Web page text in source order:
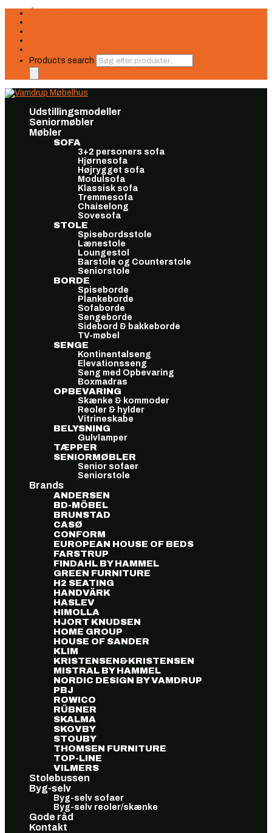
Products search
Udstillingsmodeller
Seniormøbler
Møbler
SOFA
3+2 personers sofa
Hjørnesofa
Højrygget sofa
Modulsofa
Klassisk sofa
Tremmesofa
Chaiselong
Sovesofa
STOLE
Spisebordsstole
Lænestole
Loungestol
Barstole og Counterstole
Seniorstole
BORDE
Spiseborde
Plankeborde
Sofaborde
Sengeborde
Sidebord & bakkeborde
TV-møbel
SENGE
Kontinentalseng
Elevationsseng
Seng med Opbevaring
Boxmadras
OPBEVARING
Skænke & kommoder
Reoler & hylder
Vitrineskabe
BELYSNING
Gulvlamper
TÆPPER
SENIORMØBLER
Senior sofaer
Seniorstole
Brands
ANDERSEN
BD-MÖBEL
BRUNSTAD
CASØ
CONFORM
EUROPEAN HOUSE OF BEDS
FARSTRUP
FINDAHL BY HAMMEL
GREEN FURNITURE
H2 SEATING
HANDVÄRK
HASLEV
HIMOLLA
HJORT KNUDSEN
HOME GROUP
HOUSE OF SANDER
KLIM
KRISTENSEN&KRISTENSEN
MISTRAL BY HAMMEL
NORDIC DESIGN BY VAMDRUP
PBJ
ROWICO
RÜBNER
SKALMA
SKOVBY
STOUBY
THOMSEN FURNITURE
TOP-LINE
VILMERS
Stolebussen
Byg-selv
Byg-selv sofaer
Byg-selv reoler/skænke
Gode råd
Kontakt